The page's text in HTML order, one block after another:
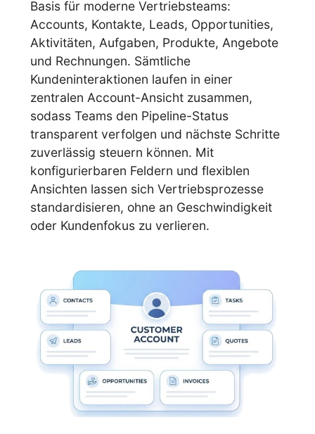
Basis für moderne Vertriebsteams:
Accounts, Kontakte, Leads, Opportunities,
Aktivitäten, Aufgaben, Produkte, Angebote
und Rechnungen. Sämtliche
Kundeninteraktionen laufen in einer
zentralen Account-Ansicht zusammen,
sodass Teams den Pipeline-Status
transparent verfolgen und nächste Schritte
zuverlässig steuern können. Mit
konfigurierbaren Feldern und flexiblen
Ansichten lassen sich Vertriebsprozesse
standardisieren, ohne an Geschwindigkeit
oder Kundenfokus zu verlieren.